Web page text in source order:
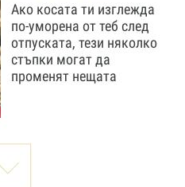
Ако косата ти изглежда
по-уморена от теб след
отпуската, тези няколко
стъпки могат да
променят нещата